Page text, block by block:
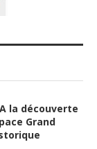
la découverte
Grand